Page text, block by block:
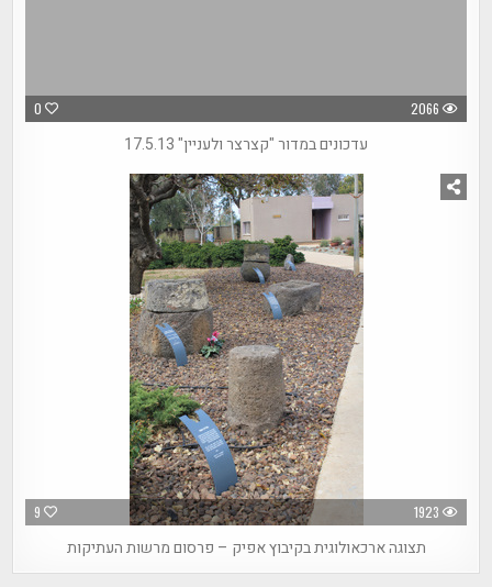
0 2066
עדכונים במדור "קצרצר ולעניין" 17.5.13
9 1923
תצוגה ארכאולוגית בקיבוץ אפיק – פרסום מרשות העתיקות